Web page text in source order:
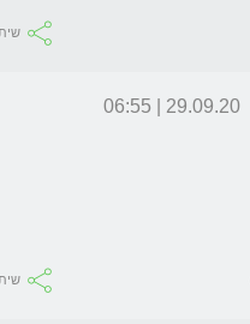
29.09.20 | 06:55